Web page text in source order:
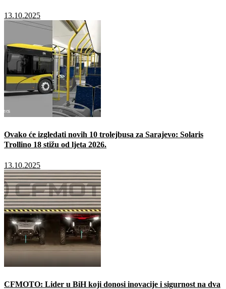
13.10.2025
Ovako će izgledati novih 10 trolejbusa za Sarajevo: Solaris
Trollino 18 stižu od ljeta 2026.
13.10.2025
CFMOTO: Lider u BiH koji donosi inovacije i sigurnost na dva